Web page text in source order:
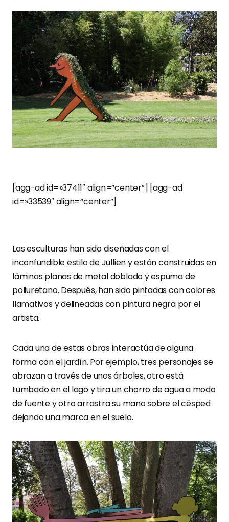
[agg-ad id=»37411″ align=“center”] [agg-ad
id=»33539″ align=“center”]
Las esculturas han sido diseñadas con el
inconfundible estilo de Jullien y están construidas en
láminas planas de metal doblado y espuma de
poliuretano. Después, han sido pintadas con colores
llamativos y delineadas con pintura negra por el
artista.
Cada una de estas obras interactúa de alguna
forma con el jardín. Por ejemplo, tres personajes se
abrazan a través de unos árboles, otro está
tumbado en el lago y tira un chorro de agua a modo
de fuente y otro arrastra su mano sobre el césped
dejando una marca en el suelo.